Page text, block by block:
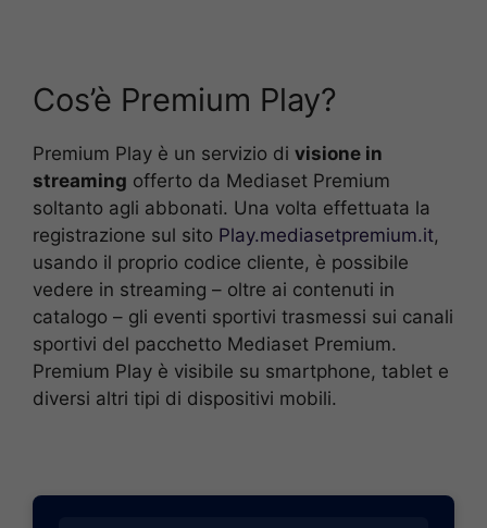
Cos’è Premium Play?
Premium Play è un servizio di visione in
streaming offerto da Mediaset Premium
soltanto agli abbonati. Una volta effettuata la
registrazione sul sito Play.mediasetpremium.it,
usando il proprio codice cliente, è possibile
vedere in streaming – oltre ai contenuti in
catalogo – gli eventi sportivi trasmessi sui canali
sportivi del pacchetto Mediaset Premium.
Premium Play è visibile su smartphone, tablet e
diversi altri tipi di dispositivi mobili.